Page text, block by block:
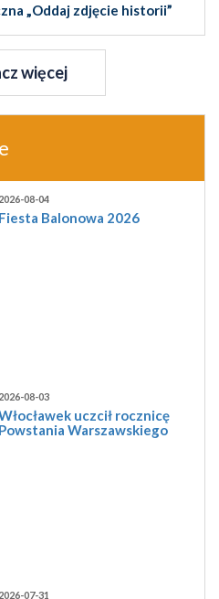
„Oddaj zdjęcie historii”
więcej
2026-08-04
Fiesta Balonowa 2026
2026-08-03
uczcił rocznicę
Powstania Warszawskiego
2026-07-31